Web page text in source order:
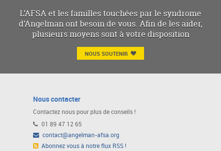
L’AFSA et les familles touchées par le syndrome
d’Angelman ont besoin de vous. Afin de les aider,
plusieurs moyens sont à votre disposition
NOUS SOUTENIR
Nous contacter
Contactez nous pour plus de conseils !
01 89 47 12 65
contact@angelman-afsa.org
Abonnez vous à notre flux RSS !